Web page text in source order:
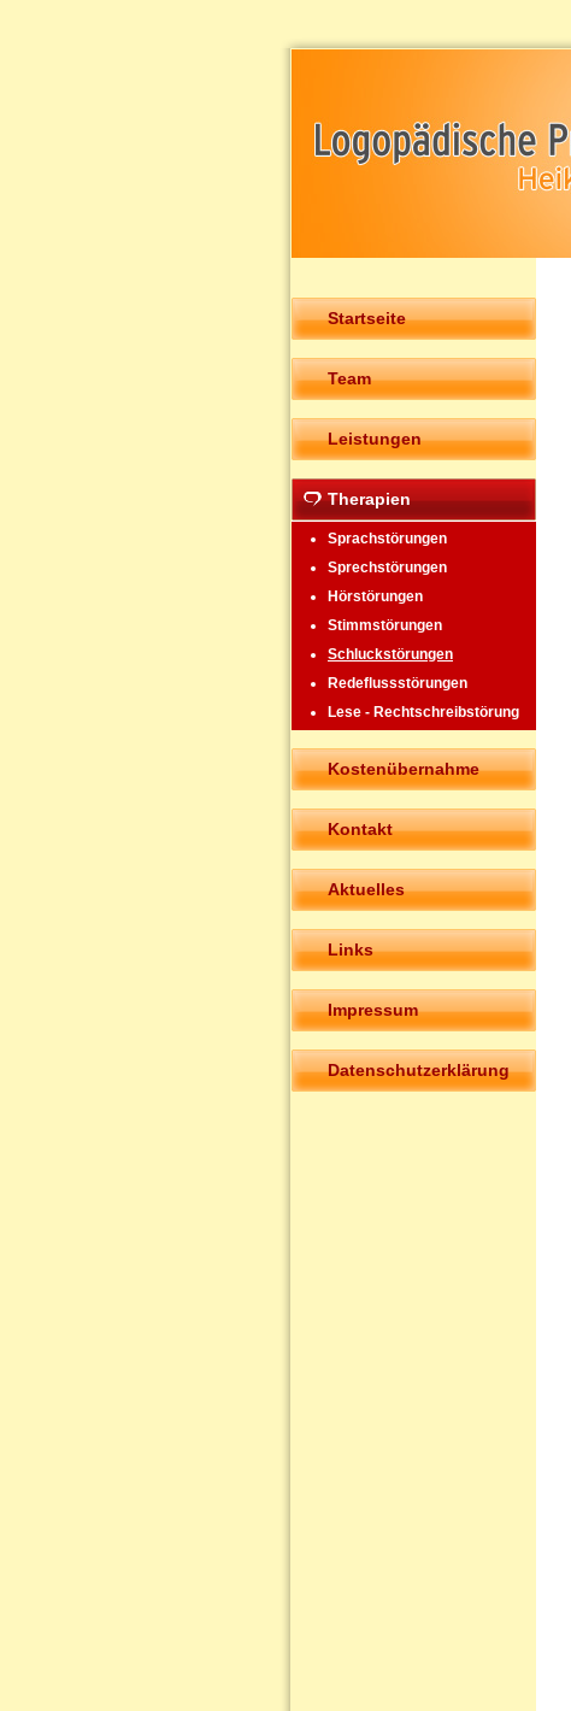
Startseite
Team
Leistungen
Therapien
Sprachstörungen
Sprechstörungen
Hörstörungen
Stimmstörungen
Schluckstörungen
Redeflussstörungen
Lese - Rechtschreibstörung
Kostenübernahme
Kontakt
Aktuelles
Links
Impressum
Datenschutzerklärung